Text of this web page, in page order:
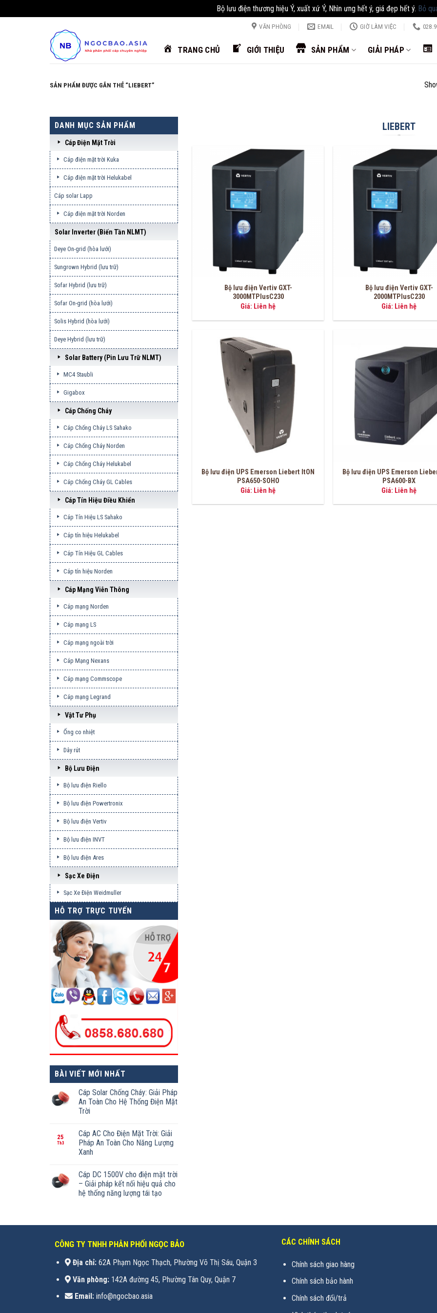
Bộ lưu điện thương hiệu Ý, xuất xứ Ý, Nhìn ưng hết ý, giá đẹp hết ý. Bỏ
VĂN PHÒNG EMAIL GIỜ LÀM VIỆC
TRANG CHỦ GIỚI THIỆU SẢN PHẨM GIẢI PHÁP
SẢN PHẨM ĐƯỢC GẮN THẺ “LIEBERT”
DANH MỤC SẢN PHẨM
Cáp Điện Mặt Trời
Cáp điện mặt trời Kuka
Cáp điện mặt trời Helukabel
Cáp solar Lapp
Cáp điện mặt trời Norden
Solar Inverter (biến Tần NLMT)
Deye On-grid (hòa lưới)
Sungrown Hybrid (lưu trữ)
Sofar Hybrid (lưu trữ)
Sofar On-grid (hòa lưới)
Solis Hybrid (hòa lưới)
Deye Hybrid (lưu trữ)
Solar Battery (pin Lưu Trữ NLMT)
MC4 Staubli
Gigabox
Cáp Chống Cháy
Cáp Chống Cháy LS Sahako
Cáp Chống Cháy Norden
Cáp Chống Cháy Helukabel
Cáp Chống Cháy GL Cables
Cáp Tín Hiệu Điều Khiển
Cáp Tín Hiệu LS Sahako
Cáp tín hiệu Helukabel
Cáp Tín Hiệu GL Cables
Cáp tín hiệu Norden
Cáp Mạng Viễn Thông
Cáp mạng Norden
Cáp mạng LS
Cáp mạng ngoài trời
Cáp Mạng Nexans
Cáp mạng Commscope
Cáp mạng Legrand
Vật Tư Phụ
Ống co nhiệt
Dây rút
Bộ Lưu Điện
Bộ lưu điện Riello
Bộ lưu điện Powertronix
Bộ lưu điện Vertiv
Bộ lưu điện INVT
Bộ lưu điện Ares
Sạc Xe Điện
Sạc Xe Điện Weidmuller
HỖ TRỢ TRỰC TUYẾN
BÀI VIẾT MỚI NHẤT
Cáp Solar Chống Cháy: Giải Pháp
An Toàn Cho Hệ Thống Điện Mặt
Trời
25
Th3
Cáp AC Cho Điện Mặt Trời: Giải
Pháp An Toàn Cho Năng Lượng
Xanh
Cáp DC 1500V cho điện mặt trời
– Giải pháp kết nối hiệu quả cho
hệ thống năng lượng tái tạo
LIEBERT
Bộ lưu điện Vertiv GXT-
3000MTPlusC230
Giá: Liên hệ
Bộ lưu điện Vertiv GXT-
2000MTPlusC230
Giá: Liên hệ
Bộ lưu điện UPS Emerson Liebert ItON
PSA650-SOHO
Giá: Liên hệ
Bộ lưu điện UPS Emerson
PSA600-BX
Giá: Liên hệ
CÔNG TY TNHH PHÂN PHỐI NGỌC BẢO
Địa chỉ:62A Phạm Ngọc Thạch, Phường Võ Thị Sáu, Quận 3
Văn phòng:142A đường 45, Phường Tân Quy, Quận 7
Email:info@ngocbao.asia
CÁC CHÍNH SÁCH
Chính sách giao hàng
Chính sách bảo hành
Chính sách đổi/trả